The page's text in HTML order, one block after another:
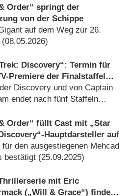
Order“ springt der
von der Schippe
auf dem Weg zur 26.
(08.05.2026)
Discovery“: Termin für
Premiere der Finalstaffel
Discovery und von Captain
endet nach fünf Staffeln
Order“ füllt Cast mit „Star
Hauptdarsteller auf
den ausgestiegenen Mehcad
bestätigt (25.09.2025)
mit Eric
(„Will & Grace“) findet